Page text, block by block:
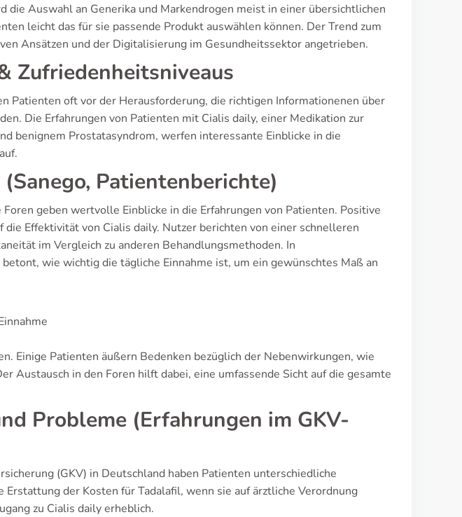
die Auswahl an Generika und Markendrogen meist in einer übersichtlichen
leicht das für sie passende Produkt auswählen können. Der Trend zum
Ansätzen und der Digitalisierung im Gesundheitssektor angetrieben.
Zufriedenheitsniveaus
Patienten oft vor der Herausforderung, die richtigen Informationenen über
Die Erfahrungen von Patienten mit Cialis daily, einer Medikation zur
benignem Prostatasyndrom, werfen interessante Einblicke in die
Patientenberichte)
geben wertvolle Einblicke in die Erfahrungen von Patienten. Positive
die Effektivität von Cialis daily. Nutzer berichten von einer schnelleren
im Vergleich zu anderen Behandlungsmethoden. In
wie wichtig die tägliche Einnahme ist, um ein gewünschtes Maß an
Einige Patienten äußern Bedenken bezüglich der Nebenwirkungen, wie
Austausch in den Foren hilft dabei, eine umfassende Sicht auf die gesamte
Probleme (Erfahrungen im GKV-
(GKV) in Deutschland haben Patienten unterschiedliche
Erstattung der Kosten für Tadalafil, wenn sie auf ärztliche Verordnung
zu Cialis daily erheblich.